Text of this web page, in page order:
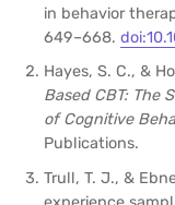
in behavior
649–668.
Hayes, S. C., &
Based CBT: The
of Cognitive
Publications.
Trull, T. J., &